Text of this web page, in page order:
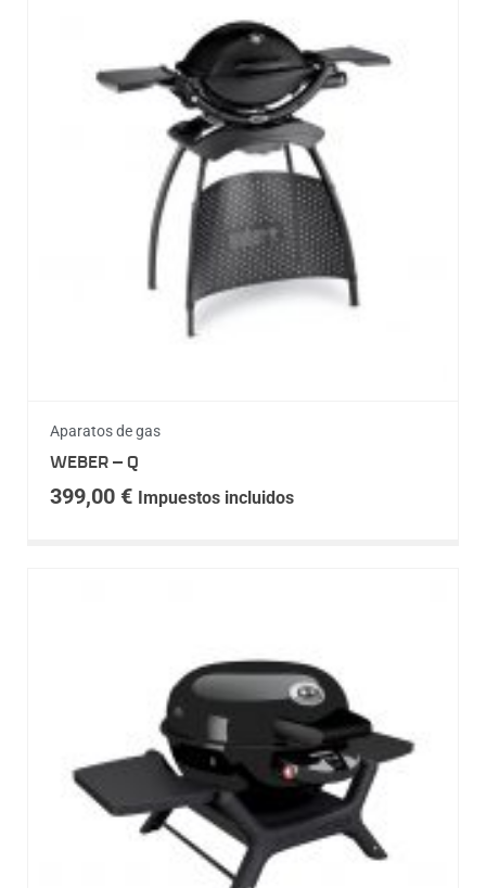
Aparatos de gas
WEBER – Q
399,00 € Impuestos incluidos